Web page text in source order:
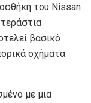
του Nissan
βασικό
οχήματα
με μια